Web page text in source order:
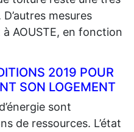
mesures
AOUSTE, en fonction
2019 POUR
SON LOGEMENT
sont
de ressources. L’état